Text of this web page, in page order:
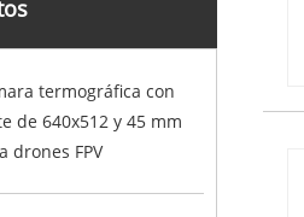
termográfica con
de 640x512 y 45 mm
drones FPV